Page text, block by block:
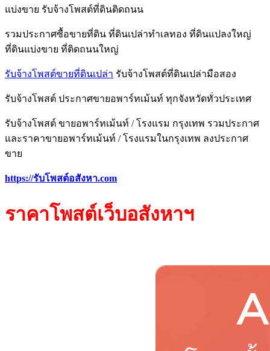
แบ่งขาย รับจ้างโพสต์ที่ดินติดถนน
รวมประกาศซื้อขายที่ดิน ที่ดินเปล่าทำเลทอง ที่ดินแปลงใหญ่
ที่ดินแบ่งขาย ที่ติดถนนใหญ่
รับจ้างโพสต์ขายที่ดินเปล่า รับจ้างโพสต์ที่ดินเปล่ามือสอง
รับจ้างโพสต์ ประกาศขายอพาร์ทเม้นท์ ทุกจังหวัดทั่วประเทศ
รับจ้างโพสต์ ขายอพาร์ทเม้นท์ / โรงแรม กรุงเทพ รวมประกาศ
และราคาขายอพาร์ทเม้นท์ / โรงแรมในกรุงเทพ ลงประกาศ
ขาย
https://รับโพสต์อสังหา.com
ราคาโพสต์เว็บอสังหาฯ
A